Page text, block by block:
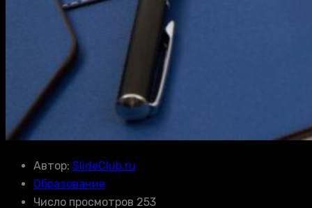
Автор: SlideClub.ru
Образование
Число просмотров 253